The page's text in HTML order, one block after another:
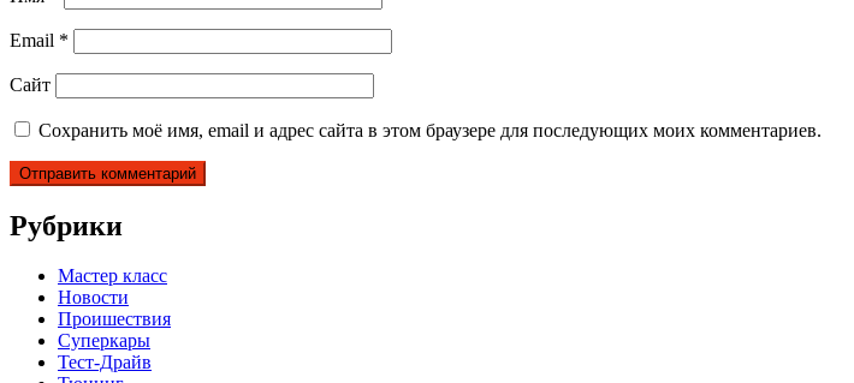
Email *
Сайт
Сохранить моё имя, email и адрес сайта в этом браузере для последующих моих комментариев.
Рубрики
Мастер класс
Новости
Проишествия
Суперкары
Тест-Драйв